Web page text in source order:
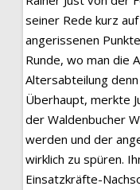
seiner Rede kurz
angerissenen
Runde, wo man die
Altersabteilung
Überhaupt, merkte
der Waldenbucher
werden und der
wirklich zu spüren.
Einsatzkräfte-